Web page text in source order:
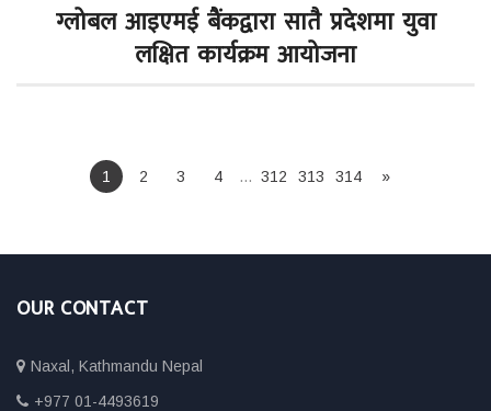
ग्लोबल आइएमई बैंकद्वारा सातै प्रदेशमा युवा
लक्षित कार्यक्रम आयोजना
1 2 3 4 … 312 313 314 »
OUR CONTACT
Naxal, Kathmandu Nepal
+977 01-4493619